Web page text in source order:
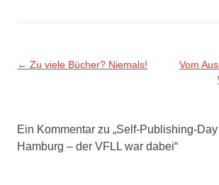
Beitragsnavigation
← Zu viele Bücher? Niemals!
Vom
Ein Kommentar zu „Self-Publishing-
Hamburg – der VFLL war dabei“